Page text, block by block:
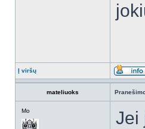
Į viršų
mateliuoks
Mo Jei